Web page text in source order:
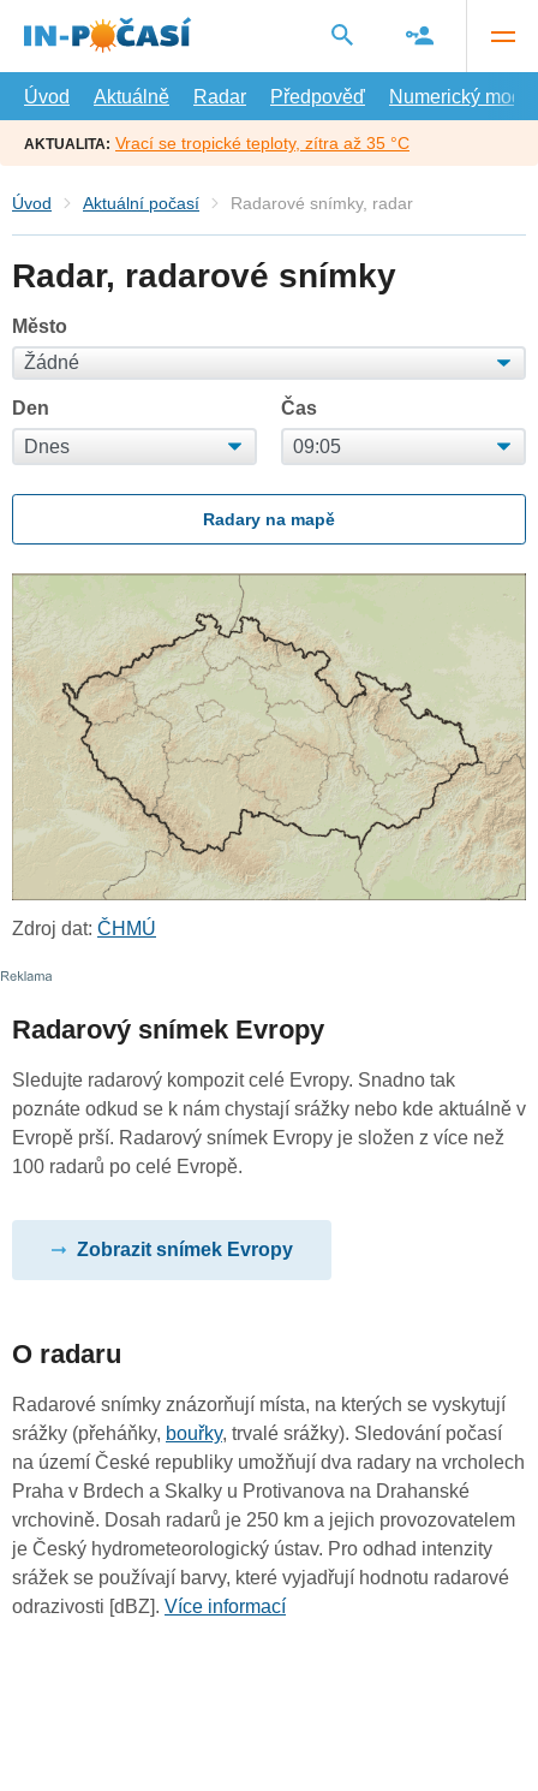
hlavní
Úvod
Aktuálně Radar Předpověď Numerický model
AKTUALITA: Vrací se tropické teploty, zítra až 35 °C
Úvod Aktuální počasí Radarové snímky, radar
Radar, radarové snímky
Město
Den Čas
Radary na mapě
Zdroj dat: ČHMÚ
Radarový snímek Evropy
Sledujte radarový kompozit celé Evropy. Snadno tak
poznáte odkud se k nám chystají srážky nebo kde aktuálně v
Evropě prší. Radarový snímek Evropy je složen z více než
100 radarů po celé Evropě.
Zobrazit snímek Evropy
O radaru
Radarové snímky znázorňují místa, na kterých se vyskytují
srážky (přeháňky, bouřky, trvalé srážky). Sledování počasí
na území České republiky umožňují dva radary na vrcholech
Praha v Brdech a Skalky u Protivanova na Drahanské
vrchovině. Dosah radarů je 250 km a jejich provozovatelem
je Český hydrometeorologický ústav. Pro odhad intenzity
srážek se používají barvy, které vyjadřují hodnotu radarové
odrazivosti [dBZ]. Více informací